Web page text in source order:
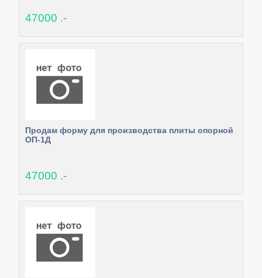
47000 .-
Продам форму для производства плиты опорной
ОП-1Д
47000 .-